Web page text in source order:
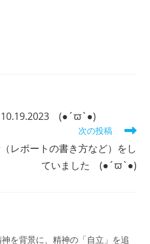
.10.19.2023 (●´ϖ`●)
次の投稿
レポートの書き方など）をし
ていました (●´ϖ`●)
を背景に、精神の「自立」を追